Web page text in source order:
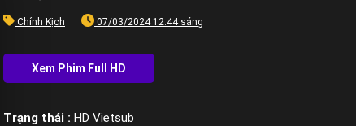
Chính Kịch 07/03/2024 12:44 sáng
Trạng thái : HD Vietsub